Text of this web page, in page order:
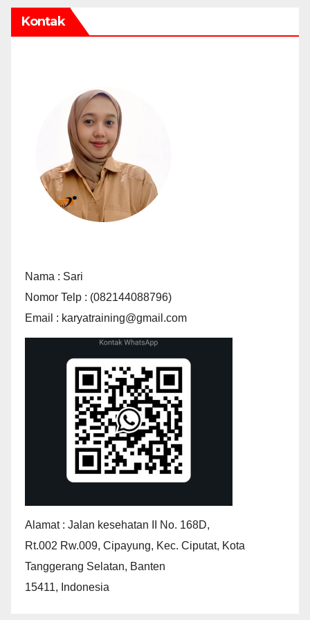
Kontak
Nama : Sari
Nomor Telp : (082144088796)
Email : karyatraining@gmail.com
Alamat : Jalan kesehatan II No. 168D,
Rt.002 Rw.009, Cipayung, Kec. Ciputat, Kota
Tanggerang Selatan, Banten
15411, Indonesia